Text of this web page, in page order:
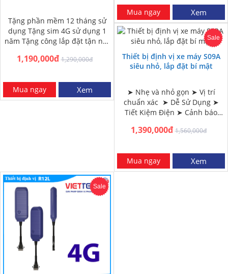
Tặng phần mềm 12 tháng sử
dụng Tặng sim 4G sử dụng 1
năm Tặng công lắp đặt tận nơi
1,190,000đ 1,290,000đ
Mua ngay Xem
Mua ngay Xem
Sale
Thiết bị định vị xe máy S09A
siêu nhỏ, lắp đặt bí mật
➤ Nhẹ và nhỏ gọn ➤ Vị trí
chuẩn xác ➤ Dễ Sử Dụng ➤
Tiết Kiệm Điện ➤ Cảnh báo
1,390,000đ 1,560,000đ
Mua ngay Xem
Sale